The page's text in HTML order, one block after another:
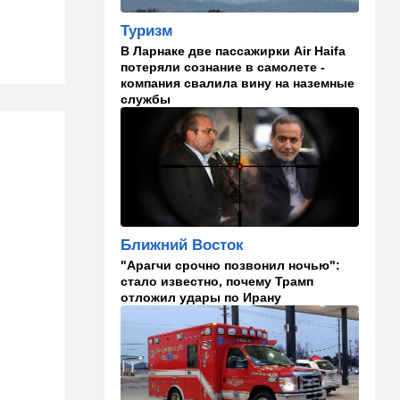
самолета угодил в ШАБАК
21:48 Израиль
"Сумасшедшие рулят
психбольницей": новое
назначение в ООН вызвало
критику
Мнения
О му…ках, шаббате и
конституции…
20:20 Израиль
Маленькая девочка утонула
в Ашкелоне
19:38 Выборы в Израиле
"Голосовать не за кого":
Эрдан и Эдельштейн
создали новую партию
18:42 В мире
Туризм
В Ларнаке две пассажирки Air Haifa
потеряли сознание в самолете -
компания свалила вину на наземные
службы
Ближний Восток
"Арагчи срочно позвонил ночью":
стало известно, почему Трамп
отложил удары по Ирану